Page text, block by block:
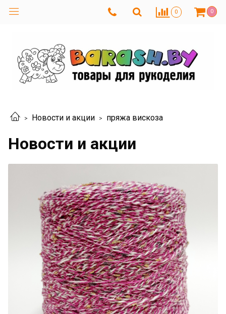
0 0
Новости и акции пряжа вискоза
Новости и акции